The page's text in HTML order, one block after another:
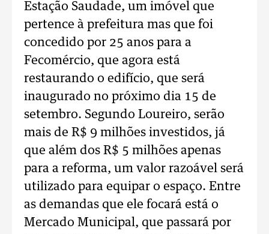
Estação Saudade, um imóvel que
pertence à prefeitura mas que foi
concedido por 25 anos para a
Fecomércio, que agora está
restaurando o edifício, que será
inaugurado no próximo dia 15 de
setembro. Segundo Loureiro, serão
mais de R$ 9 milhões investidos, já
que além dos R$ 5 milhões apenas
para a reforma, um valor razoável será
utilizado para equipar o espaço. Entre
as demandas que ele focará está o
Mercado Municipal, que passará por